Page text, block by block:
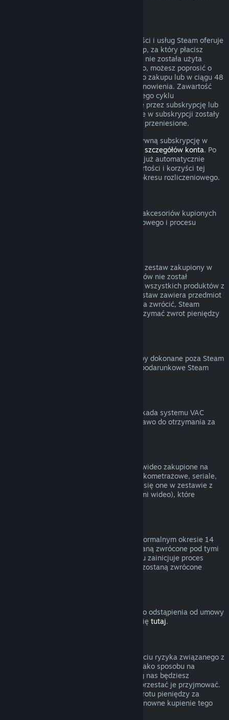
W przypadku niektórego rodzaju zawartości i usług Steam oferuje
okresowy (comiesięczny, coroczny) dostęp, za który płacisz
cyklicznie. Jeżeli odnawialna subskrypcja nie została użyta
podczas obecnego okresu rozliczeniowego, możesz poprosić o
zwrot w ciągu 48 godzin od początkowego zakupu lub w ciągu 48
godzin od dowolnego automatycznego odnowienia. Zawartość
uznaje się za użytą, jeżeli podczas obecnego cyklu
rozliczeniowego grano w gry obejmowane przez subskrypcję lub
jeżeli wszelkie korzyści lub zniżki zawarte w subskrypcji zostały
użyte, wykorzystane, zmodyfikowane lub przeniesione.
Pamiętaj o tym, że możesz anulować aktywną subskrypcję w
swoich szczegółów konta. Po
anulowaniu twoja subskrypcja nie będzie już automatycznie
odnawiana, ale uzyskasz dostęp do zawartości i korzyści tej
subskrypcji do końca twojego obecnego okresu rozliczeniowego.
Możesz poprosić o zwrot sprzętu Steam i akcesoriów kupionych
poprzez Steam w obrębie przedziału czasowego i procesu
Możesz otrzymać zwrot pieniędzy za cały zestaw zakupiony w
Sklepie Steam, jeśli żaden z jego elementów nie został
przekazany lub łączny czas uruchomienia wszystkich produktów z
zestawu nie przekracza 2 godzin. Jeśli zestaw zawiera przedmiot
w grze lub DLC, który normalnie nie można zwrócić, Steam
poinformuje cię przy kasie, czy można otrzymać zwrot pieniędzy
Valve nie może zapewnić zwrotu za zakupy dokonane poza Steam
(na przykład klucze produktów lub karty podarunkowe Steam
Jeśli na twoje konto została nałożona blokada systemu VAC
(Valve Anti-Cheat) na daną grę, tracisz prawo do otrzymania za
Nie możemy zwracać pieniędzy za treści wideo zakupione na
Steam (na przykład filmy pełno- oraz krótkometrażowe, seriale,
odcinki czy poradniki), chyba że znajdują się one w zestawie z
innymi treściami (niebędącymi materiałami wideo), które
Nieodebrane prezenty można zwrócić w normalnym okresie 14
dni lub 2 godzin. Odebrane prezenty zostaną zwrócone pod tymi
samymi warunkami, jeśli adresat prezentu zainicjuje proces
zwrotu. Środki użyte do zakupu prezentu zostaną zwrócone
Wyjaśnienie dotyczące działania prawa do odstąpienia od umowy
w UE dla użytkowników Steam znajduje się tutaj.
Zwroty pieniędzy mają polegać na usunięciu ryzyka związanego z
kupowaniem produktów na Steam — nie jako sposobu na
zdobywanie darmowych gier. Jeśli według nas będziesz
nadużywać zwrotów pieniędzy, możemy przestać je przyjmować.
Nie uważamy za nadużycie zażądania zwrotu pieniędzy za
produkt zakupiony przed wyprzedażą i ponowne kupienie tego